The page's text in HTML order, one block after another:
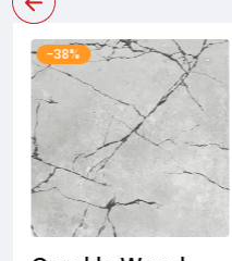
-38%